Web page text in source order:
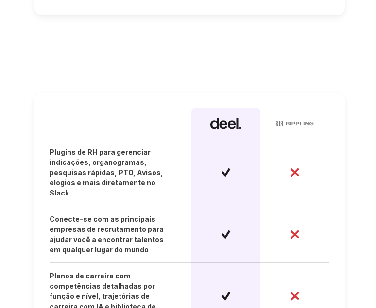
Plugins de RH para gerenciar
indicações, organogramas,
pesquisas rápidas, PTO, Avisos,
elogios e mais diretamente no
Slack
Conecte-se com as principais
empresas de recrutamento para
ajudar você a encontrar talentos
em qualquer lugar do mundo
Planos de carreira com
competências detalhadas por
função e nível, trajetórias de
carreira com IA e biblioteca de